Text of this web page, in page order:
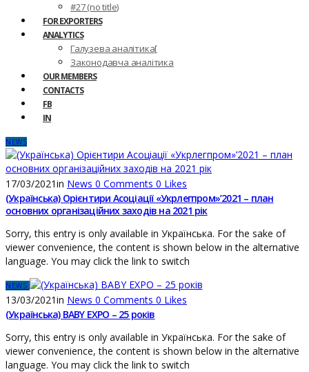
#27 (no title)
FOR EXPORTERS
ANALYTICS
Галузева аналітика[
Законодавча аналітика
OUR MEMBERS
CONTACTS
FB
IN
NEWS
17/03/2021in News 0 Comments 0 Likes
(Українська) Орієнтири Асоціації «Укрлегпром»’2021 – план
основних організаційних заходів на 2021 рік
Sorry, this entry is only available in Українська. For the sake of
viewer convenience, the content is shown below in the alternative
language. You may click the link to switch
NEWS
13/03/2021in News 0 Comments 0 Likes
(Українська) BABY EXPO – 25 років
Sorry, this entry is only available in Українська. For the sake of
viewer convenience, the content is shown below in the alternative
language. You may click the link to switch